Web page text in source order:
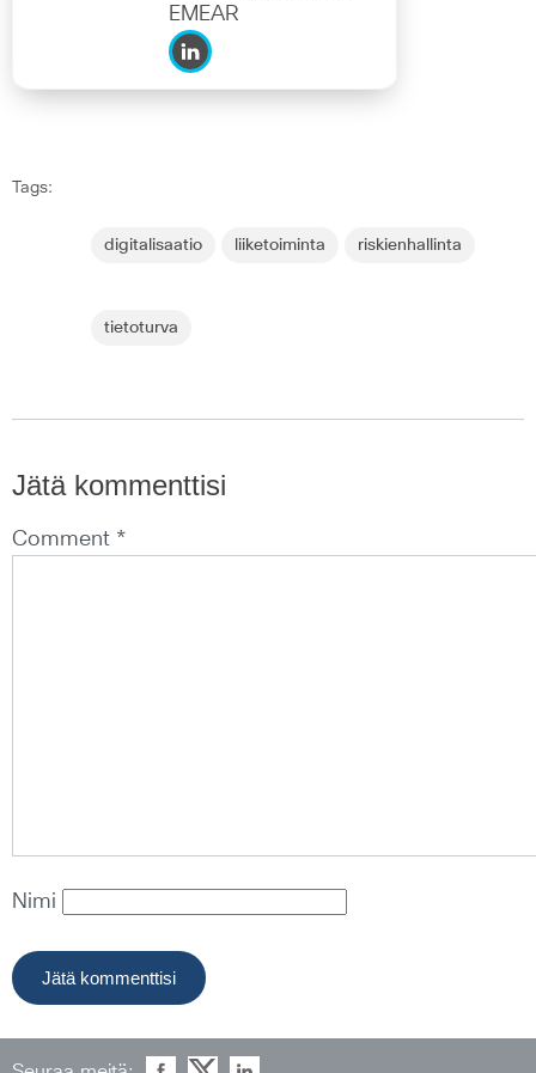
EMEAR
Tags:
digitalisaatio liiketoiminta riskienhallinta
tietoturva
Jätä kommenttisi
Comment *
Nimi